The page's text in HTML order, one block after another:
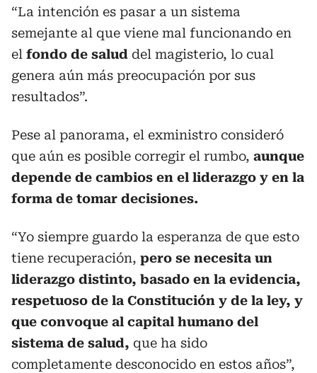
“La intención es pasar a un sistema
semejante al que viene mal funcionando en
el fondo de salud del magisterio, lo cual
genera aún más preocupación por sus
resultados”.
Pese al panorama, el exministro consideró
que aún es posible corregir el rumbo, aunque
depende de cambios en el liderazgo y en la
forma de tomar decisiones.
“Yo siempre guardo la esperanza de que esto
tiene recuperación, pero se necesita un
liderazgo distinto, basado en la evidencia,
respetuoso de la Constitución y de la ley, y
que convoque al capital humano del
sistema de salud, que ha sido
completamente desconocido en estos años”,